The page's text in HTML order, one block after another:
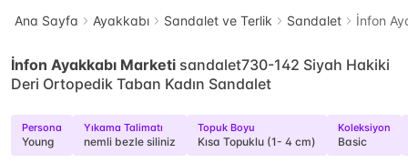
Ana Sayfa Ayakkabı Sandalet ve Terlik Sandalet İnfon
İnfon Ayakkabı Marketi sandalet730-142 Siyah Hakiki
Deri Ortopedik Taban Kadın Sandalet
Persona
Young
Yıkama Talimatı
nemli bezle siliniz
Topuk Boyu
Kısa Topuklu (1- 4 cm)
Koleksiyon
Basic